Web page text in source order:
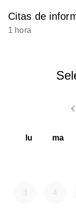
Citas de
1 hora
keyboard_arrow_left
lu ma
3 4